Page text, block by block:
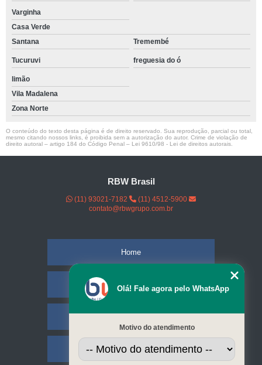
Varginha
Casa Verde
Santana
Tremembé
Tucuruvi freguesia do ó
limão
Vila Madalena
Zona Norte
O conteúdo do texto desta página é de direito reservado. Sua reprodução, parcial ou total,
mesmo citando nossos links, é proibida sem a autorização do autor. Crime de violação de
direito autoral – artigo 184 do Código Penal – Lei 9610/98 - Lei de direitos autorais
RBW Brasil
(11) 93021-7182
(11) 4512-5900
contato@rbwgrupo.com.br
Home
Empresa
Serviços
Olá! Fale agora pelo WhatsApp
Motivo do atendimento